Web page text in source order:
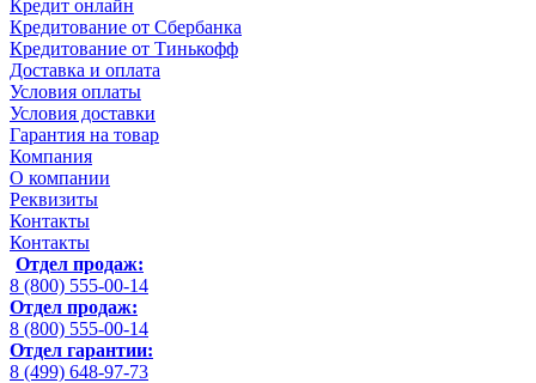
Кредит онлайн
Кредитование от Сбербанка
Кредитование от Тинькофф
Доставка и оплата
Условия оплаты
Условия доставки
Гарантия на товар
Компания
О компании
Реквизиты
Контакты
Контакты
Отдел продаж:
8 (800) 555-00-14
Отдел продаж:
8 (800) 555-00-14
Отдел гарантии:
8 (499) 648-97-73